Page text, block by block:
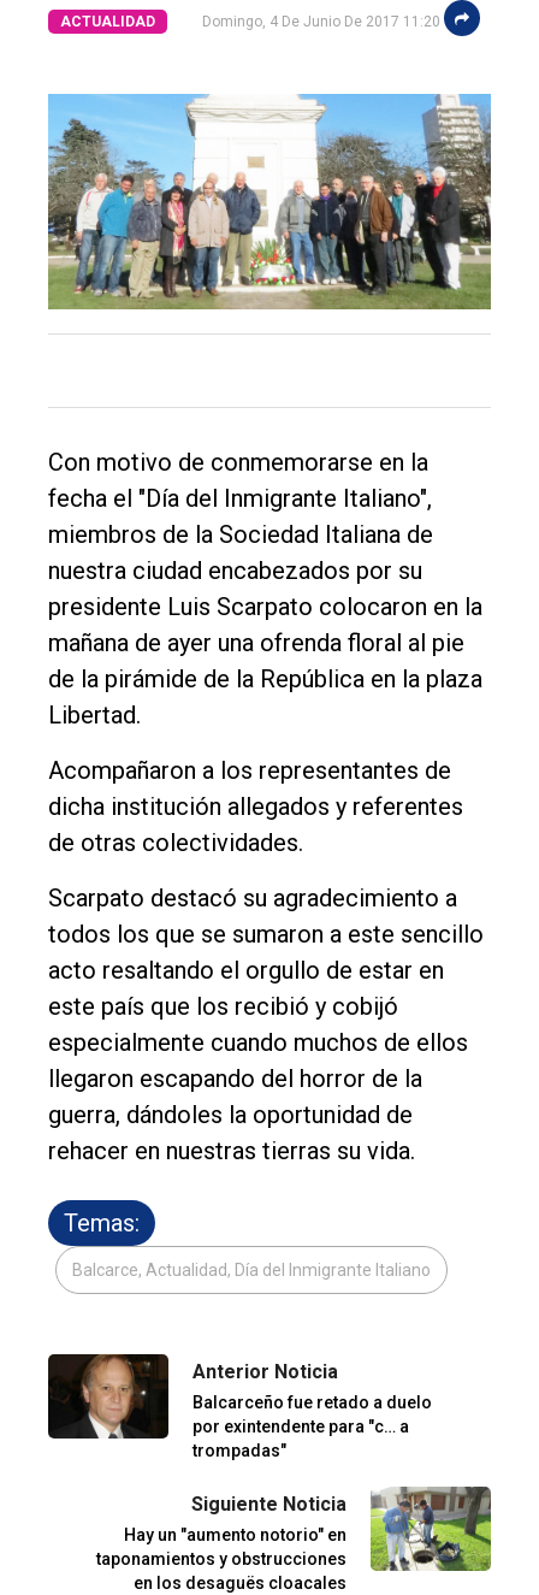
DIARIO
Balcarce
Inicio
Tendencia
Int.
General
Política
Rural
Deportes
Fúnebres
Edición
Empresa
Nosotros
ACTUALIDAD Domingo, 4 De Junio De 2017 11:20
Con motivo de conmemorarse en la
fecha el "Día del Inmigrante Italiano",
miembros de la Sociedad Italiana de
nuestra ciudad encabezados por su
presidente Luis Scarpato colocaron en la
mañana de ayer una ofrenda floral al pie
de la pirámide de la República en la plaza
Libertad.
Acompañaron a los representantes de
dicha institución allegados y referentes
de otras colectividades.
Scarpato destacó su agradecimiento a
todos los que se sumaron a este sencillo
acto resaltando el orgullo de estar en
este país que los recibió y cobijó
especialmente cuando muchos de ellos
llegaron escapando del horror de la
guerra, dándoles la oportunidad de
rehacer en nuestras tierras su vida.
Temas:
Balcarce, Actualidad, Día del Inmigrante Italiano
Anterior Noticia
Balcarceño fue retado a duelo
por exintendente para "c… a
trompadas"
Siguiente Noticia
Hay un "aumento notorio" en
taponamientos y obstrucciones
en los desaguës cloacales